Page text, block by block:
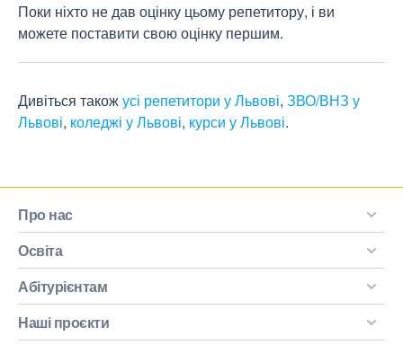
Поки ніхто не дав оцінку цьому репетитору, і ви
можете поставити свою оцінку першим.
Дивіться такожусі репетитори у Львові, ЗВО/ВНЗ у
Львові, коледжі у Львові, курси у Львові.
Про нас
Освіта
Абітурієнтам
Наші проєкти